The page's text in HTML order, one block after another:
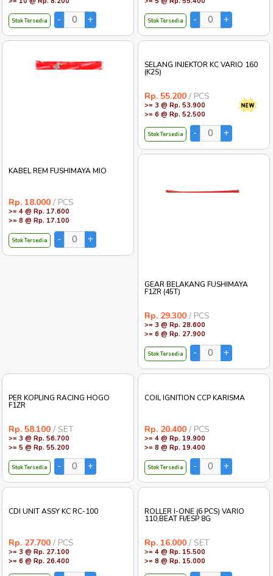
Stok Tersedia Stok Tersedia
KABEL REM FUSHIMAYA MIO
Rp. 18.000 / PCS
>= 4 @ Rp. 17.600
>= 8 @ Rp. 17.100
Stok Tersedia
SELANG INJEKTOR KC VARIO 160
(K2S)
Rp. 55.200 / PCS
>= 3 @ Rp. 53.900
>= 6 @ Rp. 52.500
Stok Tersedia
GEAR BELAKANG FUSHIMAYA
F1ZR (45T)
Rp. 29.300 / PCS
>= 3 @ Rp. 28.600
>= 6 @ Rp. 27.900
Stok Tersedia
PER KOPLING RACING HOGO
F1ZR
Rp. 58.100 / SET
>= 3 @ Rp. 56.700
>= 5 @ Rp. 55.200
Stok Tersedia
COIL IGNITION CCP KARISMA
Rp. 20.400 / PCS
>= 4 @ Rp. 19.900
>= 8 @ Rp. 19.400
Stok Tersedia
CDI UNIT ASSY KC RC-100
Rp. 27.700 / PCS
>= 3 @ Rp. 27.100
>= 6 @ Rp. 26.400
ROLLER I-ONE (6 PCS) VARIO
110,BEAT FI/ESP 8G
Rp. 16.000 / SET
>= 4 @ Rp. 15.500
>= 8 @ Rp. 15.000